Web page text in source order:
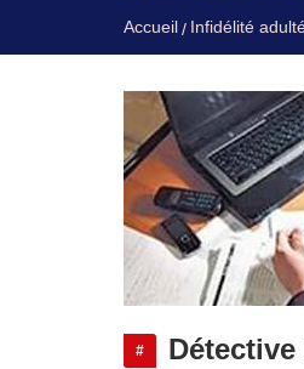
Accueil Infidélité
#